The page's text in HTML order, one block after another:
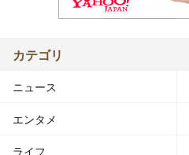
カテゴリ
ニュース
エンタメ
ライフ